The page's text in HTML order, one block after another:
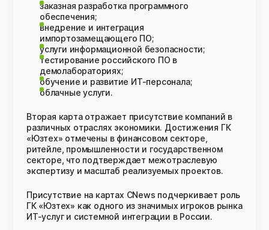
заказная разработка программного
обеспечения;
внедрение и интеграция
импортозамещающего ПО;
услуги информационной безопасности;
тестирование российского ПО в
демолабораториях;
обучение и развитие ИТ-персонала;
облачные услуги.
Вторая карта отражает присутствие компаний в
различных отраслях экономики. Достижения ГК
«Юзтех» отмечены в финанcовом секторе,
ритейле, промышленности и государственном
секторе, что подтверждает межотраслевую
экспертизу и масштаб реализуемых проектов.
Присутствие на картах CNews подчеркивает роль
ГК «Юзтех» как одного из значимых игроков рынка
ИТ-услуг и системной интеграции в России.